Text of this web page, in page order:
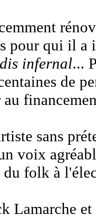
pour qui il a
infernal...
de
sans
voix
du folk à
Lamarche